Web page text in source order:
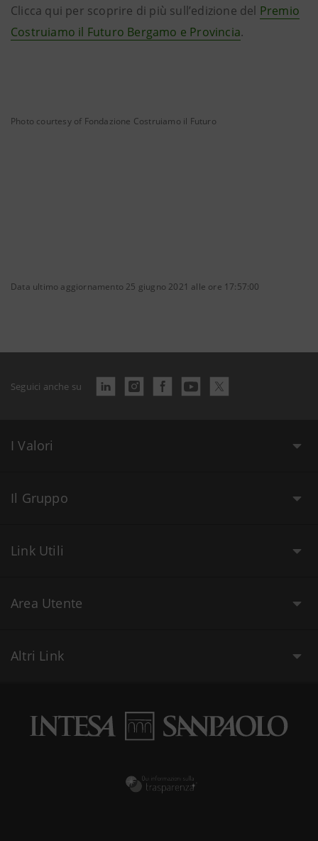
Clicca qui per scoprire di più sull’edizione del Premio
Costruiamo il Futuro Bergamo e Provincia.
Photo courtesy of Fondazione Costruiamo il Futuro
Data ultimo aggiornamento 25 giugno 2021 alle ore 17:57:00
Seguici anche su
I Valori
Il Gruppo
Link Utili
Area Utente
Altri Link